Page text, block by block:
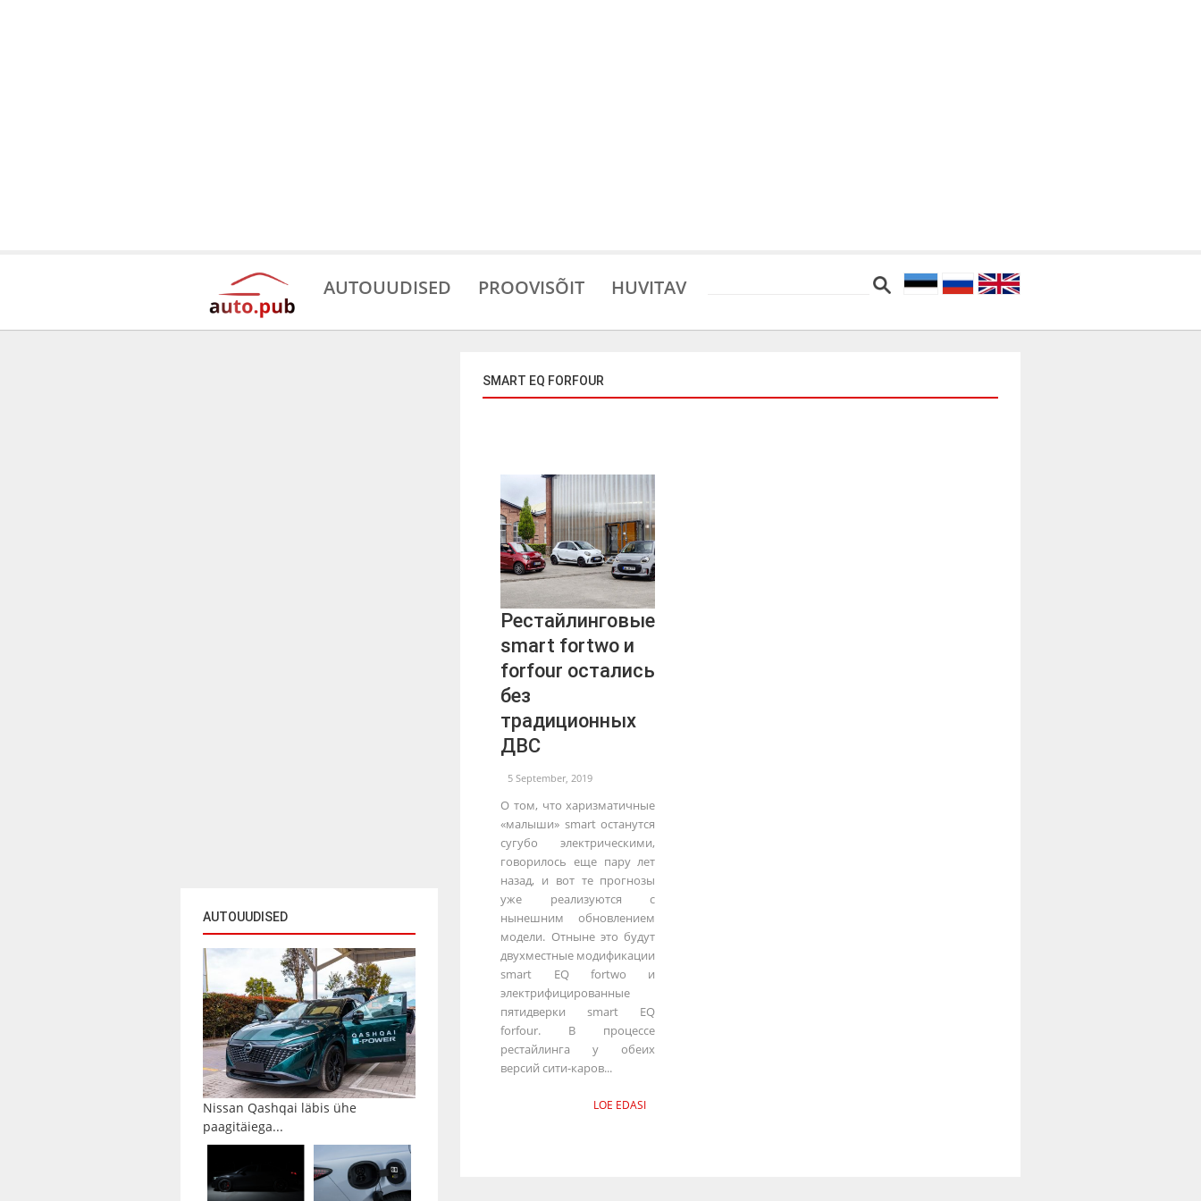
AUTOUUDISED PROOVISÕIT HUVITAV
AUTOUUDISED
Nissan Qashqai läbis ühe
paagitäiega...
SMART EQ FORFOUR
Рестайлинговые
smart fortwo и
forfour остались
без
традиционных
ДВС
5 September, 2019
О том, что харизматичные
«малыши» smart останутся
сугубо электрическими,
говорилось еще пару лет
назад, и вот те прогнозы
уже реализуются с
нынешним обновлением
модели. Отныне это будут
двухместные модификации
smart EQ fortwo и
электрифицированные
пятидверки smart EQ
forfour. В процессе
рестайлинга у обеих
версий сити-каров...
LOE EDASI